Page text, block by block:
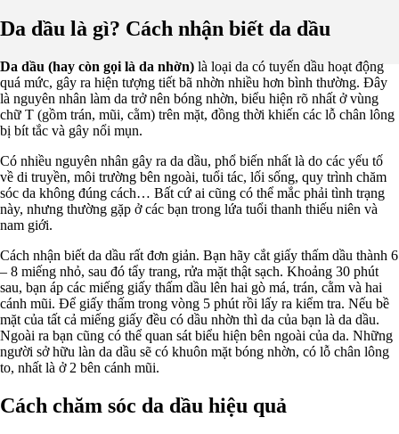
Da dầu là gì? Cách nhận biết da dầu
Da dầu (hay còn gọi là da nhờn) là loại da có tuyến dầu hoạt động
quá mức, gây ra hiện tượng tiết bã nhờn nhiều hơn bình thường. Đây
là nguyên nhân làm da trở nên bóng nhờn, biểu hiện rõ nhất ở vùng
chữ T (gồm trán, mũi, cằm) trên mặt, đồng thời khiến các lỗ chân lông
bị bít tắc và gây nổi mụn.
Có nhiều nguyên nhân gây ra da dầu, phổ biến nhất là do các yếu tố
về di truyền, môi trường bên ngoài, tuổi tác, lối sống, quy trình chăm
sóc da không đúng cách… Bất cứ ai cũng có thể mắc phải tình trạng
này, nhưng thường gặp ở các bạn trong lứa tuổi thanh thiếu niên và
nam giới.
Cách nhận biết da dầu rất đơn giản. Bạn hãy cắt giấy thấm dầu thành 6
– 8 miếng nhỏ, sau đó tẩy trang, rửa mặt thật sạch. Khoảng 30 phút
sau, bạn áp các miếng giấy thấm dầu lên hai gò má, trán, cằm và hai
cánh mũi. Để giấy thấm trong vòng 5 phút rồi lấy ra kiểm tra. Nếu bề
mặt của tất cả miếng giấy đều có dầu nhờn thì da của bạn là da dầu.
Ngoài ra bạn cũng có thể quan sát biểu hiện bên ngoài của da. Những
người sở hữu làn da dầu sẽ có khuôn mặt bóng nhờn, có lỗ chân lông
to, nhất là ở 2 bên cánh mũi.
Cách chăm sóc da dầu hiệu quả